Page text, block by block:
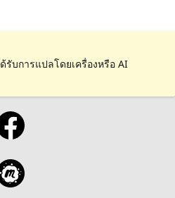
บการแปลโดยเครื่องหรือ AI